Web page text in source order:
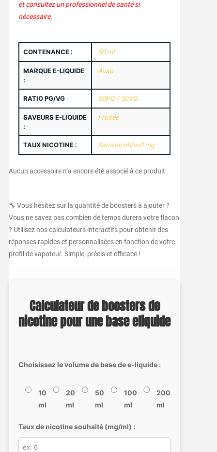
et consultez un professionnel de santé si
nécessaire.
CONTENANCE : 50 ml
MARQUE E-LIQUIDE
:
Avap
RATIO PG/VG 50PG / 50VG
SAVEURS E-LIQUIDE
:
Fruitée
TAUX NICOTINE : Sans nicotine 0 mg
Aucun accessoire n’a encore été associé à ce produit.
🔧 Vous hésitez sur la quantité de boosters à ajouter ?
Vous ne savez pas combien de temps durera votre flacon
? Utilisez nos calculateurs interactifs pour obtenir des
réponses rapides et personnalisées en fonction de votre
profil de vapoteur. Simple, précis et efficace !
Calculateur de boosters de
nicotine pour une base eliquide
Choisissez le volume de base de e-liquide :
10
ml
20
ml
50
ml
100
ml
200
ml
Taux de nicotine souhaité (mg/ml) :